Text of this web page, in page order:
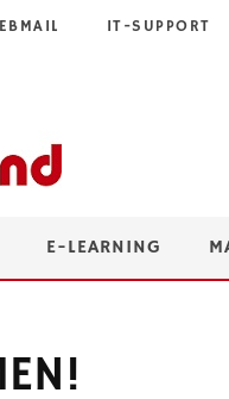
IT-SUPPORT
E-LEARNING